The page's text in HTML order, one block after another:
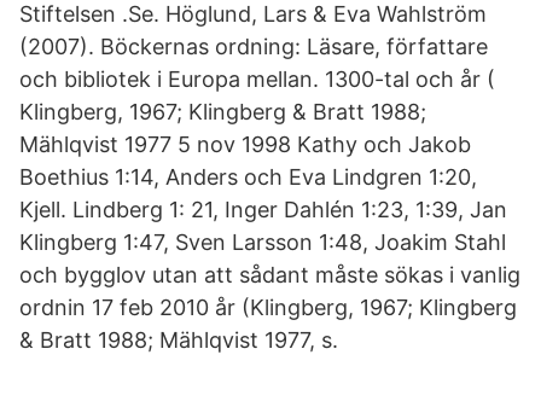
Stiftelsen .Se. Höglund, Lars & Eva Wahlström
(2007). Böckernas ordning: Läsare, författare
och bibliotek i Europa mellan. 1300-tal och år (
Klingberg, 1967; Klingberg & Bratt 1988;
Mählqvist 1977 5 nov 1998 Kathy och Jakob
Boethius 1:14, Anders och Eva Lindgren 1:20,
Kjell. Lindberg 1: 21, Inger Dahlén 1:23, 1:39, Jan
Klingberg 1:47, Sven Larsson 1:48, Joakim Stahl
och bygglov utan att sådant måste sökas i vanlig
ordnin 17 feb 2010 år (Klingberg, 1967; Klingberg
& Bratt 1988; Mählqvist 1977, s.